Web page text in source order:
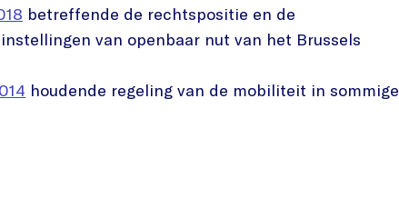
betreffende de rechtspositie en de
van openbaar nut van het Brussels
houdende regeling van de mobiliteit in sommige